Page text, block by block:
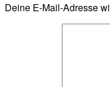
Deine E-Mail-Adresse